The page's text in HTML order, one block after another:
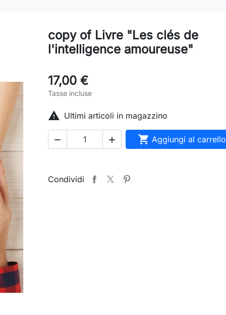
copy of Livre "Les clés de
l'intelligence amoureuse"
17,00 €
Tasse incluse
 Ultimi articoli in magazzino
   Aggiungi al carrello
Condividi